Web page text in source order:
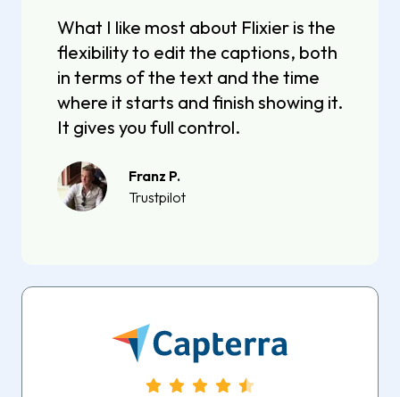
What I like most about Flixier is the
flexibility to edit the captions, both
in terms of the text and the time
where it starts and finish showing it.
It gives you full control.
Franz P.
Trustpilot